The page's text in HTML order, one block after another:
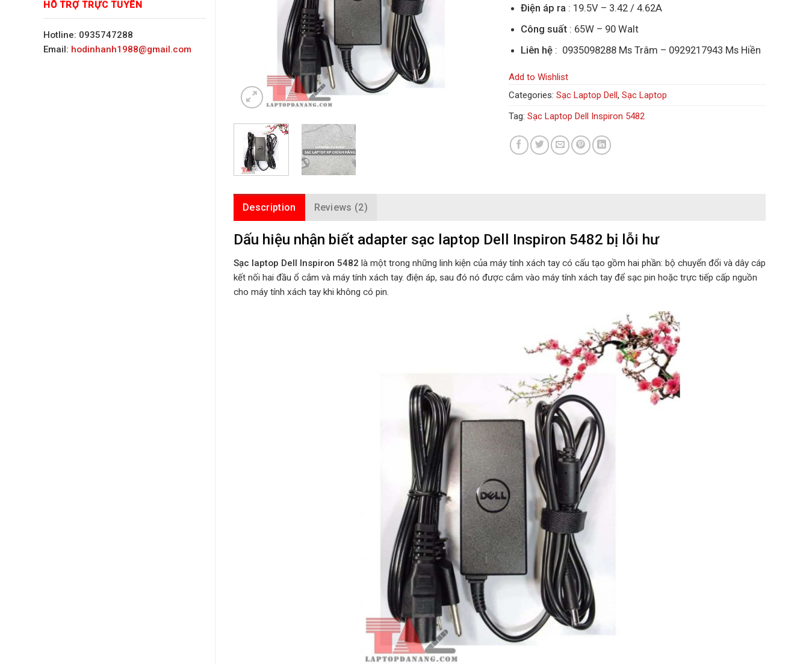
HỖ TRỢ TRỰC TUYẾN
Hotline: 0935747288
Email: hodinhanh1988@gmail.com
Điện áp ra: 19.5V – 3.42 / 4.62A
Công suất: 65W – 90 Walt
Liên hệ: 0935098288 Ms Trâm – 0929217943 Ms Hiền
Add to Wishlist
Categories: Sạc Laptop Dell, Sạc Laptop
Tag: Sạc Laptop Dell Inspiron 5482
Description Reviews (2)
Dấu hiệu nhận biết adapter sạc laptop Dell Inspiron 5482 bị lỗi hư
Sạc laptop Dell Inspiron 5482 là một trong những linh kiện của máy tính xách tay có cấu tạo gồm hai phần: bộ chuyển đổi và dây cáp
kết nối hai đầu ổ cắm và máy tính xách tay. điện áp, sau đó nó được cắm vào máy tính xách tay để sạc pin hoặc trực tiếp cấp nguồn
cho máy tính xách tay khi không có pin.